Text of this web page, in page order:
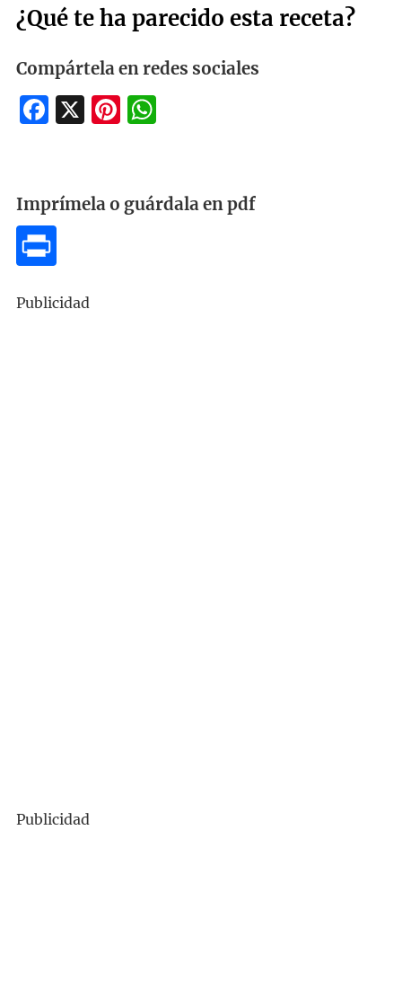
¿Qué te ha parecido esta receta?
Compártela en redes sociales
Facebook
X Pinterest
WhatsApp
Imprímela o guárdala en pdf
Publicidad
Publicidad